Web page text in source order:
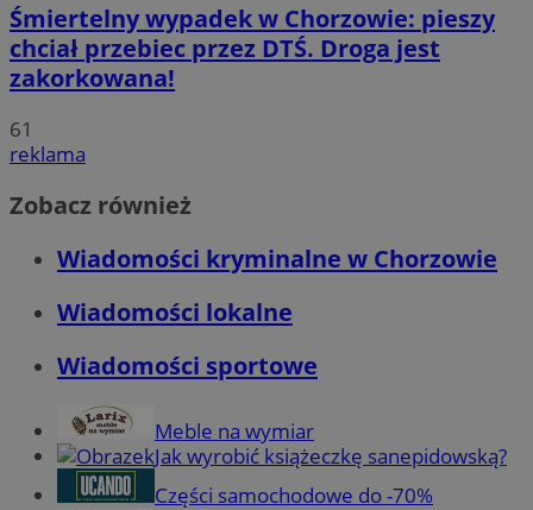
Śmiertelny wypadek w Chorzowie: pieszy
chciał przebiec przez DTŚ. Droga jest
zakorkowana!
61
reklama
Zobacz również
Wiadomości kryminalne w Chorzowie
Wiadomości lokalne
Wiadomości sportowe
Meble na wymiar
Jak wyrobić książeczkę sanepidowską?
Części samochodowe do -70%